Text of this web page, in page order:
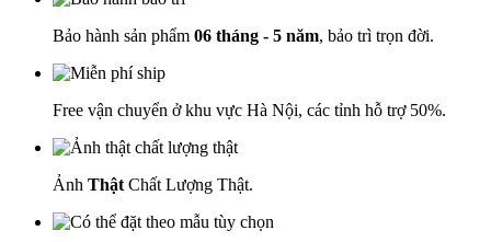
Bảo hành sản phẩm 06 tháng - 5 năm, bảo trì trọn đời.
Free vận chuyển ở khu vực Hà Nội, các tỉnh hỗ trợ 50%.
Ảnh Thật Chất Lượng Thật.